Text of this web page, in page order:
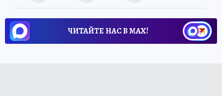
ЧИТАЙТЕ НАС В МАХ!